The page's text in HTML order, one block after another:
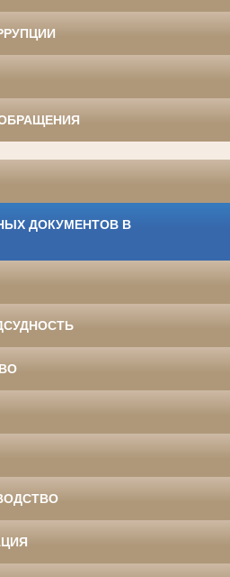
ДОКУМЕНТОВ В